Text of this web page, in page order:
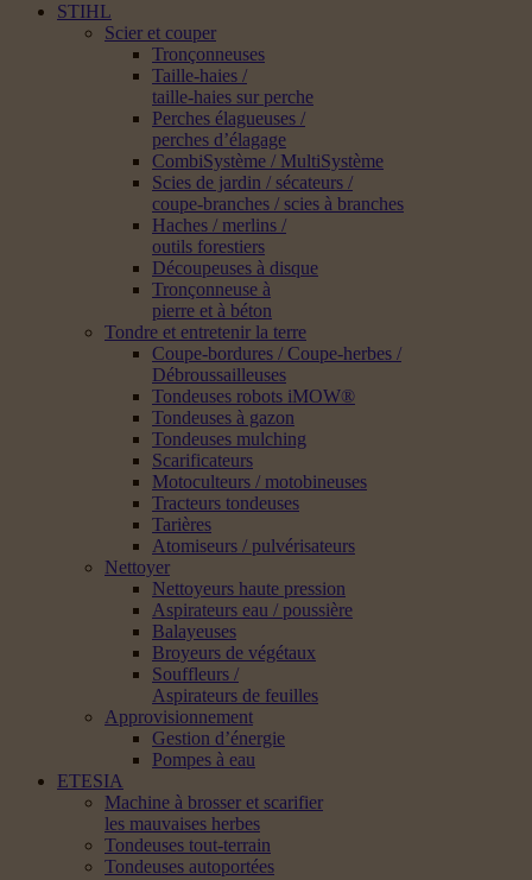
STIHL
Scier et couper
Tronçonneuses
Taille-haies /
taille-haies sur perche
Perches élagueuses /
perches d’élagage
CombiSystème / MultiSystème
Scies de jardin / sécateurs /
coupe-branches / scies à branches
Haches / merlins /
outils forestiers
Découpeuses à disque
Tronçonneuse à
pierre et à béton
Tondre et entretenir la terre
Coupe-bordures / Coupe-herbes /
Débroussailleuses
Tondeuses robots iMOW®
Tondeuses à gazon
Tondeuses mulching
Scarificateurs
Motoculteurs / motobineuses
Tracteurs tondeuses
Tarières
Atomiseurs / pulvérisateurs
Nettoyer
Nettoyeurs haute pression
Aspirateurs eau / poussière
Balayeuses
Broyeurs de végétaux
Souffleurs /
Aspirateurs de feuilles
Approvisionnement
Gestion d’énergie
Pompes à eau
ETESIA
Machine à brosser et scarifier
les mauvaises herbes
Tondeuses tout-terrain
Tondeuses autoportées